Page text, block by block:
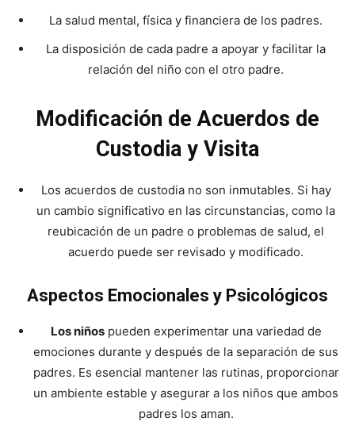
La salud mental, física y financiera de los padres.
La disposición de cada padre a apoyar y facilitar la
relación del niño con el otro padre.
Modificación de Acuerdos de
Custodia y Visita
Los acuerdos de custodia no son inmutables. Si hay
un cambio significativo en las circunstancias, como la
reubicación de un padre o problemas de salud, el
acuerdo puede ser revisado y modificado.
Aspectos Emocionales y Psicológicos
Los niñospueden experimentar una variedad de
emociones durante y después de la separación de sus
padres. Es esencial mantener las rutinas, proporcionar
un ambiente estable y asegurar a los niños que ambos
padres los aman.